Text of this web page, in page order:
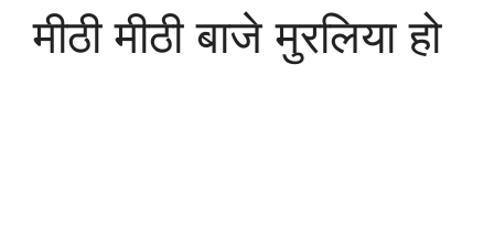
मीठी मीठी बाजे मुरलिया हो